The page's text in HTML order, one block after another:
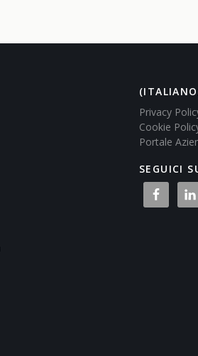
Privacy
Cookie
Portale
SEGUICI